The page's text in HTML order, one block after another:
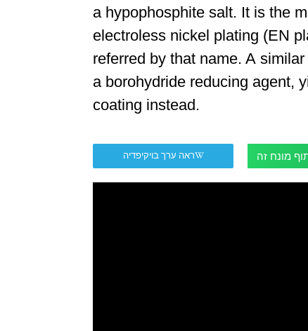
a hypophosphite salt. It is the
electroless nickel plating (EN
referred by that name. A
a borohydride reducing agent,
coating instead.
מונח זה ראה ערך בויקיפדיה